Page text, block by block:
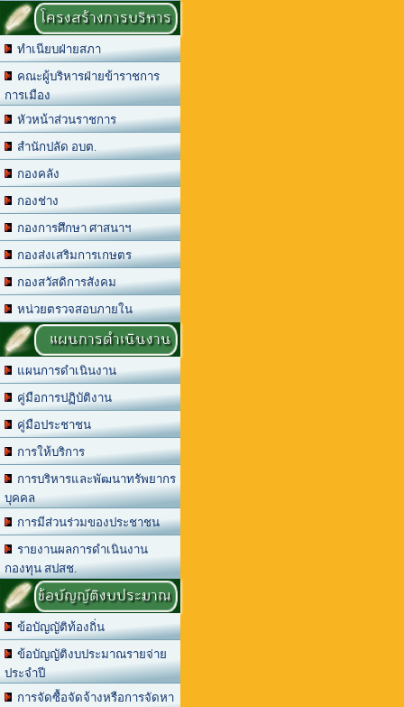
โครงสร้างการบริหาร
ทำเนียบฝ่ายสภา
คณะผู้บริหารฝ่ายข้าราชการ
การเมือง
หัวหน้าส่วนราชการ
สำนักปลัด อบต.
กองคลัง
กองช่าง
กองการศึกษา ศาสนาฯ
กองส่งเสริมการเกษตร
กองสวัสดิการสังคม
หน่วยตรวจสอบภายใน
แผนการดำเนินงาน
แผนการดำเนินงาน
คู่มือการปฏิบัติงาน
คู่มือประชาชน
การให้บริการ
การบริหารและพัฒนาทรัพยากร
บุคคล
การมีส่วนร่วมของประชาชน
รายงานผลการดำเนินงาน
กองทุน สปสช.
ข้อบัญญัติงบประมาณ
ข้อบัญญัติท้องถิ่น
ข้อบัญญัติงบประมาณรายจ่าย
ประจำปี
การจัดซื้อจัดจ้างหรือการจัดหา